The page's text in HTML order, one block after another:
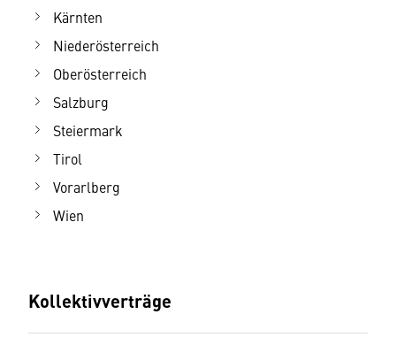
Kärnten
Niederösterreich
Oberösterreich
Salzburg
Steiermark
Tirol
Vorarlberg
Wien
Kollektivverträge